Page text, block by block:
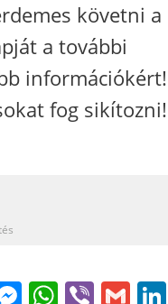
követni a
a további
információkért!
fog sikítozni!
Viber